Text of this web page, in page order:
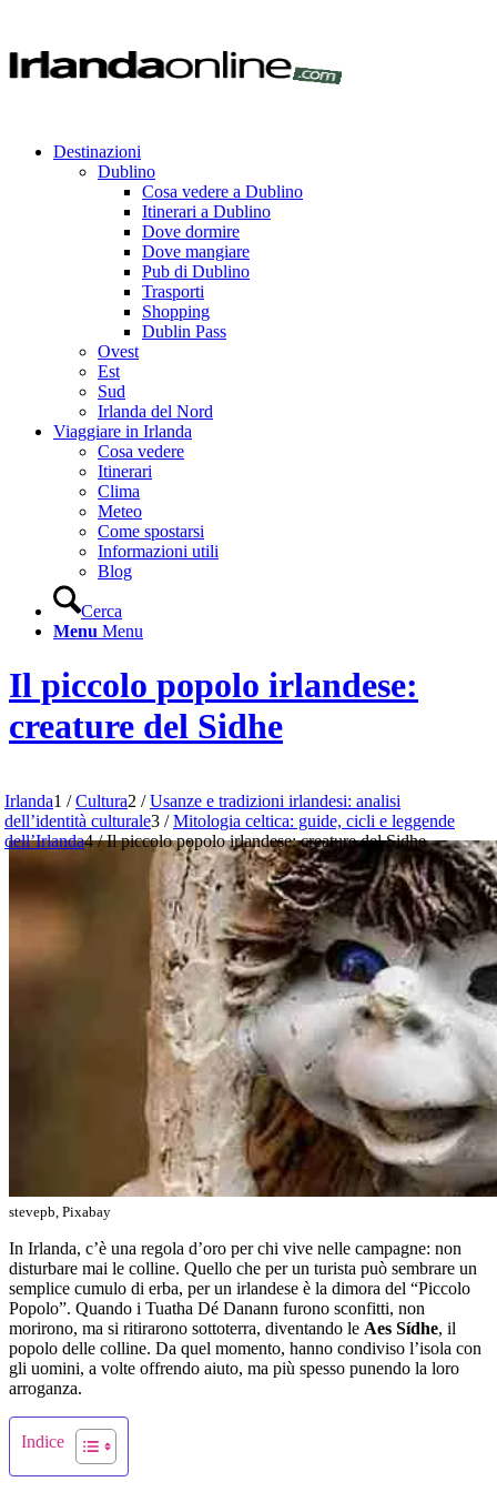
Destinazioni
Dublino
Cosa vedere a Dublino
Itinerari a Dublino
Dove dormire
Dove mangiare
Pub di Dublino
Trasporti
Shopping
Dublin Pass
Ovest
Est
Sud
Irlanda del Nord
Viaggiare in Irlanda
Cosa vedere
Itinerari
Clima
Meteo
Come spostarsi
Informazioni utili
Blog
Cerca
Menu Menu
Il piccolo popolo irlandese:
creature del Sidhe
Irlanda1 / Cultura2 / Usanze e tradizioni irlandesi: analisi
dell’identità culturale3 / Mitologia celtica: guide, cicli e leggende
dell’Irlanda4 / Il piccolo popolo irlandese: creature del Sidhe
stevepb, Pixabay
In Irlanda, c’è una regola d’oro per chi vive nelle campagne: non
disturbare mai le colline. Quello che per un turista può sembrare un
semplice cumulo di erba, per un irlandese è la dimora del “Piccolo
Popolo”. Quando i Tuatha Dé Danann furono sconfitti, non
morirono, ma si ritirarono sottoterra, diventando le Aes Sídhe, il
popolo delle colline. Da quel momento, hanno condiviso l’isola con
gli uomini, a volte offrendo aiuto, ma più spesso punendo la loro
arroganza.
Indice